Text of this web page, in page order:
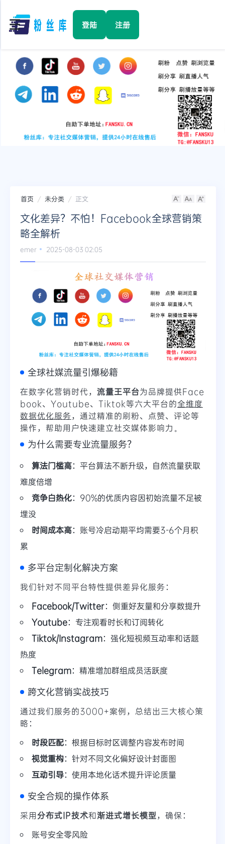
☰ 登陆 注册
Facebook
TikTok
YouTube
Twitter
首页 未分类 正文
文化差异？不怕！Facebook全球营销策
略全解析
emer 2025-08-03 02:05
全球社媒流量引爆秘籍
在数字化营销时代， 流量王平台为品牌提供Face
book、Youtube、Tiktok等六大平台的全维度
数据优化服务，通过精准的刷粉、点赞、评论等
操作，帮助用户快速建立社交媒体影响力。
为什么需要专业流量服务？
算法门槛高：平台算法不断升级，自然流量获取
难度倍增
竞争白热化：90%的优质内容因初始流量不足被
埋没
时间成本高：账号冷启动期平均需要3-6个月积
累
多平台定制化解决方案
我们针对不同平台特性提供差异化服务：
Facebook/Twitter：侧重好友量和分享数提升
Youtube：专注观看时长和订阅转化
Tiktok/Instagram：强化短视频互动率和话题
热度
Telegram：精准增加群组成员活跃度
跨文化营销实战技巧
通过我们服务的3000+案例，总结出三大核心策
略：
时段匹配：根据目标时区调整内容发布时间
视觉重构：针对不同文化偏好设计封面图
互动引导：使用本地化话术提升评论质量
安全合规的操作体系
采用分布式IP技术和渐进式增长模型，确保：
账号安全零风险